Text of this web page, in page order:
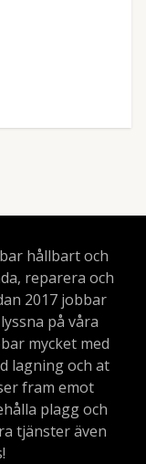
hållbart och
reparera och
2017 jobbar
på våra
mycket med
lagning och at
fram emot
plagg och
tjänster även